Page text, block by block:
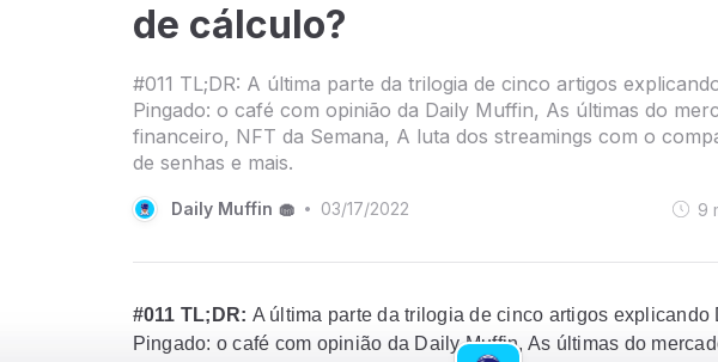
de cálculo?
#011 TL;DR: A última parte da trilogia de cinco artigos
Pingado: o café com opinião da Daily Muffin, As últimas do
financeiro, NFT da Semana, A luta dos streamings com o
de senhas e mais.
Daily Muffin 🧁 • 03/17/2022 9
#011 TL;DR: A última parte da trilogia de cinco artigos explicando
Pingado: o café com opinião da Daily Muffin, As últimas do